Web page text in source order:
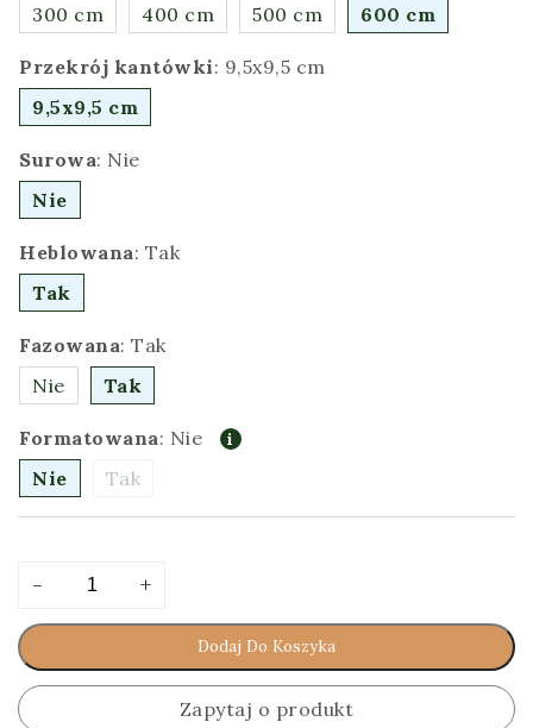
300 cm 400 cm 500 cm 600 cm
Przekrój kantówki: 9,5x9,5 cm
9,5x9,5 cm
Surowa: Nie
Nie
Heblowana: Tak
Tak
Fazowana: Tak
Nie
Tak
Formatowana: Nie
Nie
Tak
-
Kantówka
9,5x9,5x600
[cm]
Heblowana,
Fazowana
+
Dodaj Do Koszyka
Alternative:
Zapytaj o produkt